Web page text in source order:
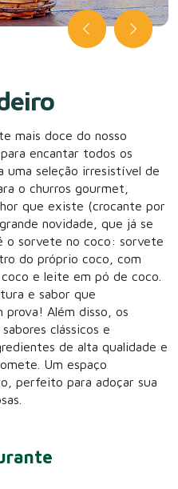
mais doce do nosso
encantar todos os
uma seleção irresistível de
o churros gourmet,
que existe (crocante por
novidade, que já se
o sorvete no coco: sorvete
do próprio coco, com
e leite em pó de coco.
e sabor que
prova! Além disso, os
clássicos e
de alta qualidade e
Um espaço
perfeito para adoçar sua